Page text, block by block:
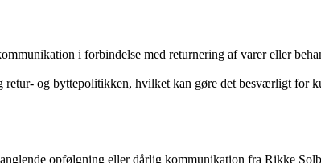
i forbindelse med returnering af varer eller
retur- og byttepolitikken, hvilket kan gøre det besværligt for
opfølgning eller dårlig kommunikation fra Rikke